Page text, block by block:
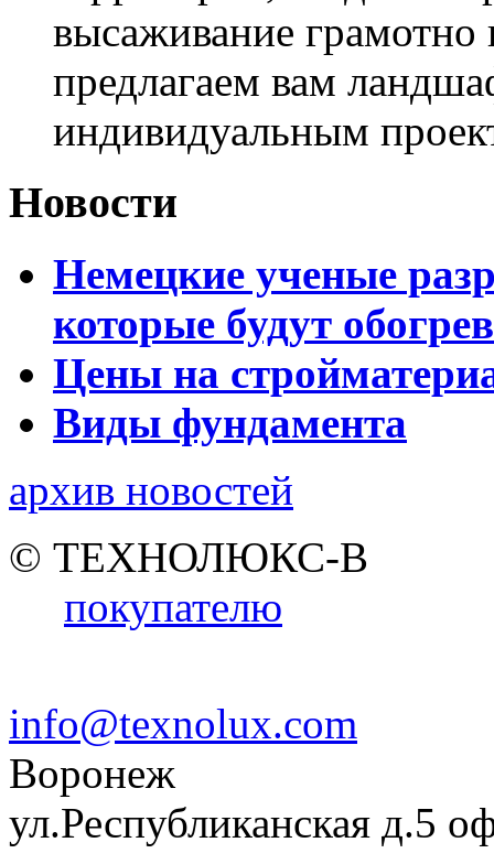
высаживание
предлагаем вам
индивидуальным
Новости
Немецкие ученые
которые будут
Цены на
Виды фундамента
архив новостей
© ТЕХНОЛЮКС-В
покупателю
info@texnolux.com
Воронеж
ул.Республиканская д.5